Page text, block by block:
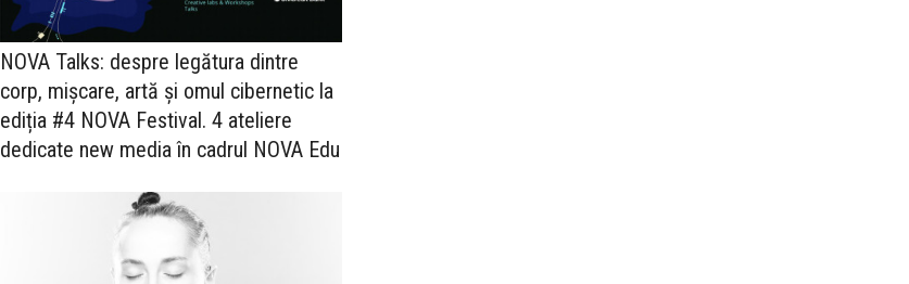
NOVA Talks: despre legătura dintre
corp, mișcare, artă și omul cibernetic la
ediția #4 NOVA Festival. 4 ateliere
dedicate new media în cadrul NOVA Edu